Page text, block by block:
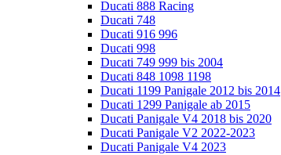
Ducati 888 Racing
Ducati 748
Ducati 916 996
Ducati 998
Ducati 749 999 bis 2004
Ducati 848 1098 1198
Ducati 1199 Panigale 2012 bis 2014
Ducati 1299 Panigale ab 2015
Ducati Panigale V4 2018 bis 2020
Ducati Panigale V2 2022-2023
Ducati Panigale V4 2023